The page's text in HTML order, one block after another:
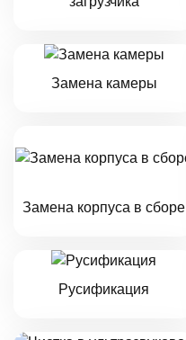
Замена камеры
Замена корпуса в сборе
Русификация